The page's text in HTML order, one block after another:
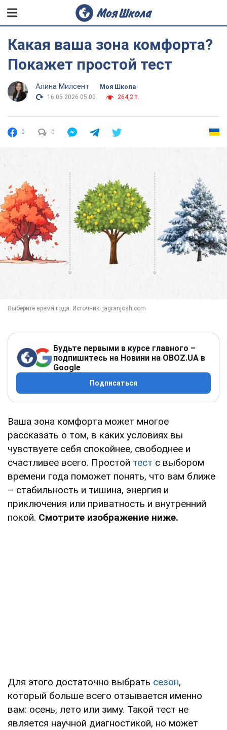
Какая ваша зона комфорта?
Покажет простой тест
Алина Милсент
Моя Школа
16.05.2026 05:00
264,2 т.
0 0
Будьте первыми в курсе главного –
подпишитесь на Новини на OBOZ.UA в
Google
Подписаться
Ваша зона комфорта может многое
рассказать о том, в каких условиях вы
чувствуете себя спокойнее, свободнее и
счастливее всего. Простой тест с выбором
времени года поможет понять, что вам ближе
– стабильность и тишина, энергия и
приключения или приватность и внутренний
покой. Смотрите изображение ниже.
Для этого достаточно выбрать сезон,
который больше всего отзывается именно
вам: осень, лето или зиму. Такой тест не
является научной диагностикой, но может